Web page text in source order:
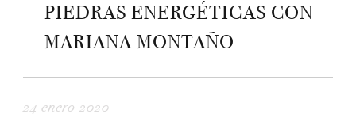
PIEDRAS ENERGÉTICAS CON
MARIANA MONTAÑO
24 enero 2020